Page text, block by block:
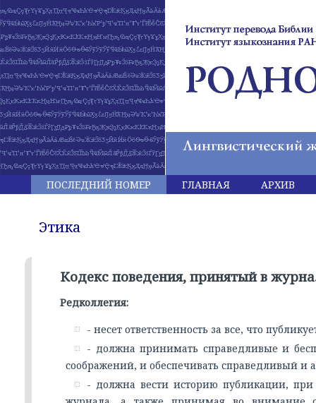
ПОСЛЕДНИЙ НОМЕР ГЛАВНАЯ АРХИВ
Этика
Кодекс поведения, принятый в
Редколлегия:
- несет ответственность за все, что
- должна принимать справедливые и
соображений, и обеспечивать справедливый и
- должна вести историю публикации,